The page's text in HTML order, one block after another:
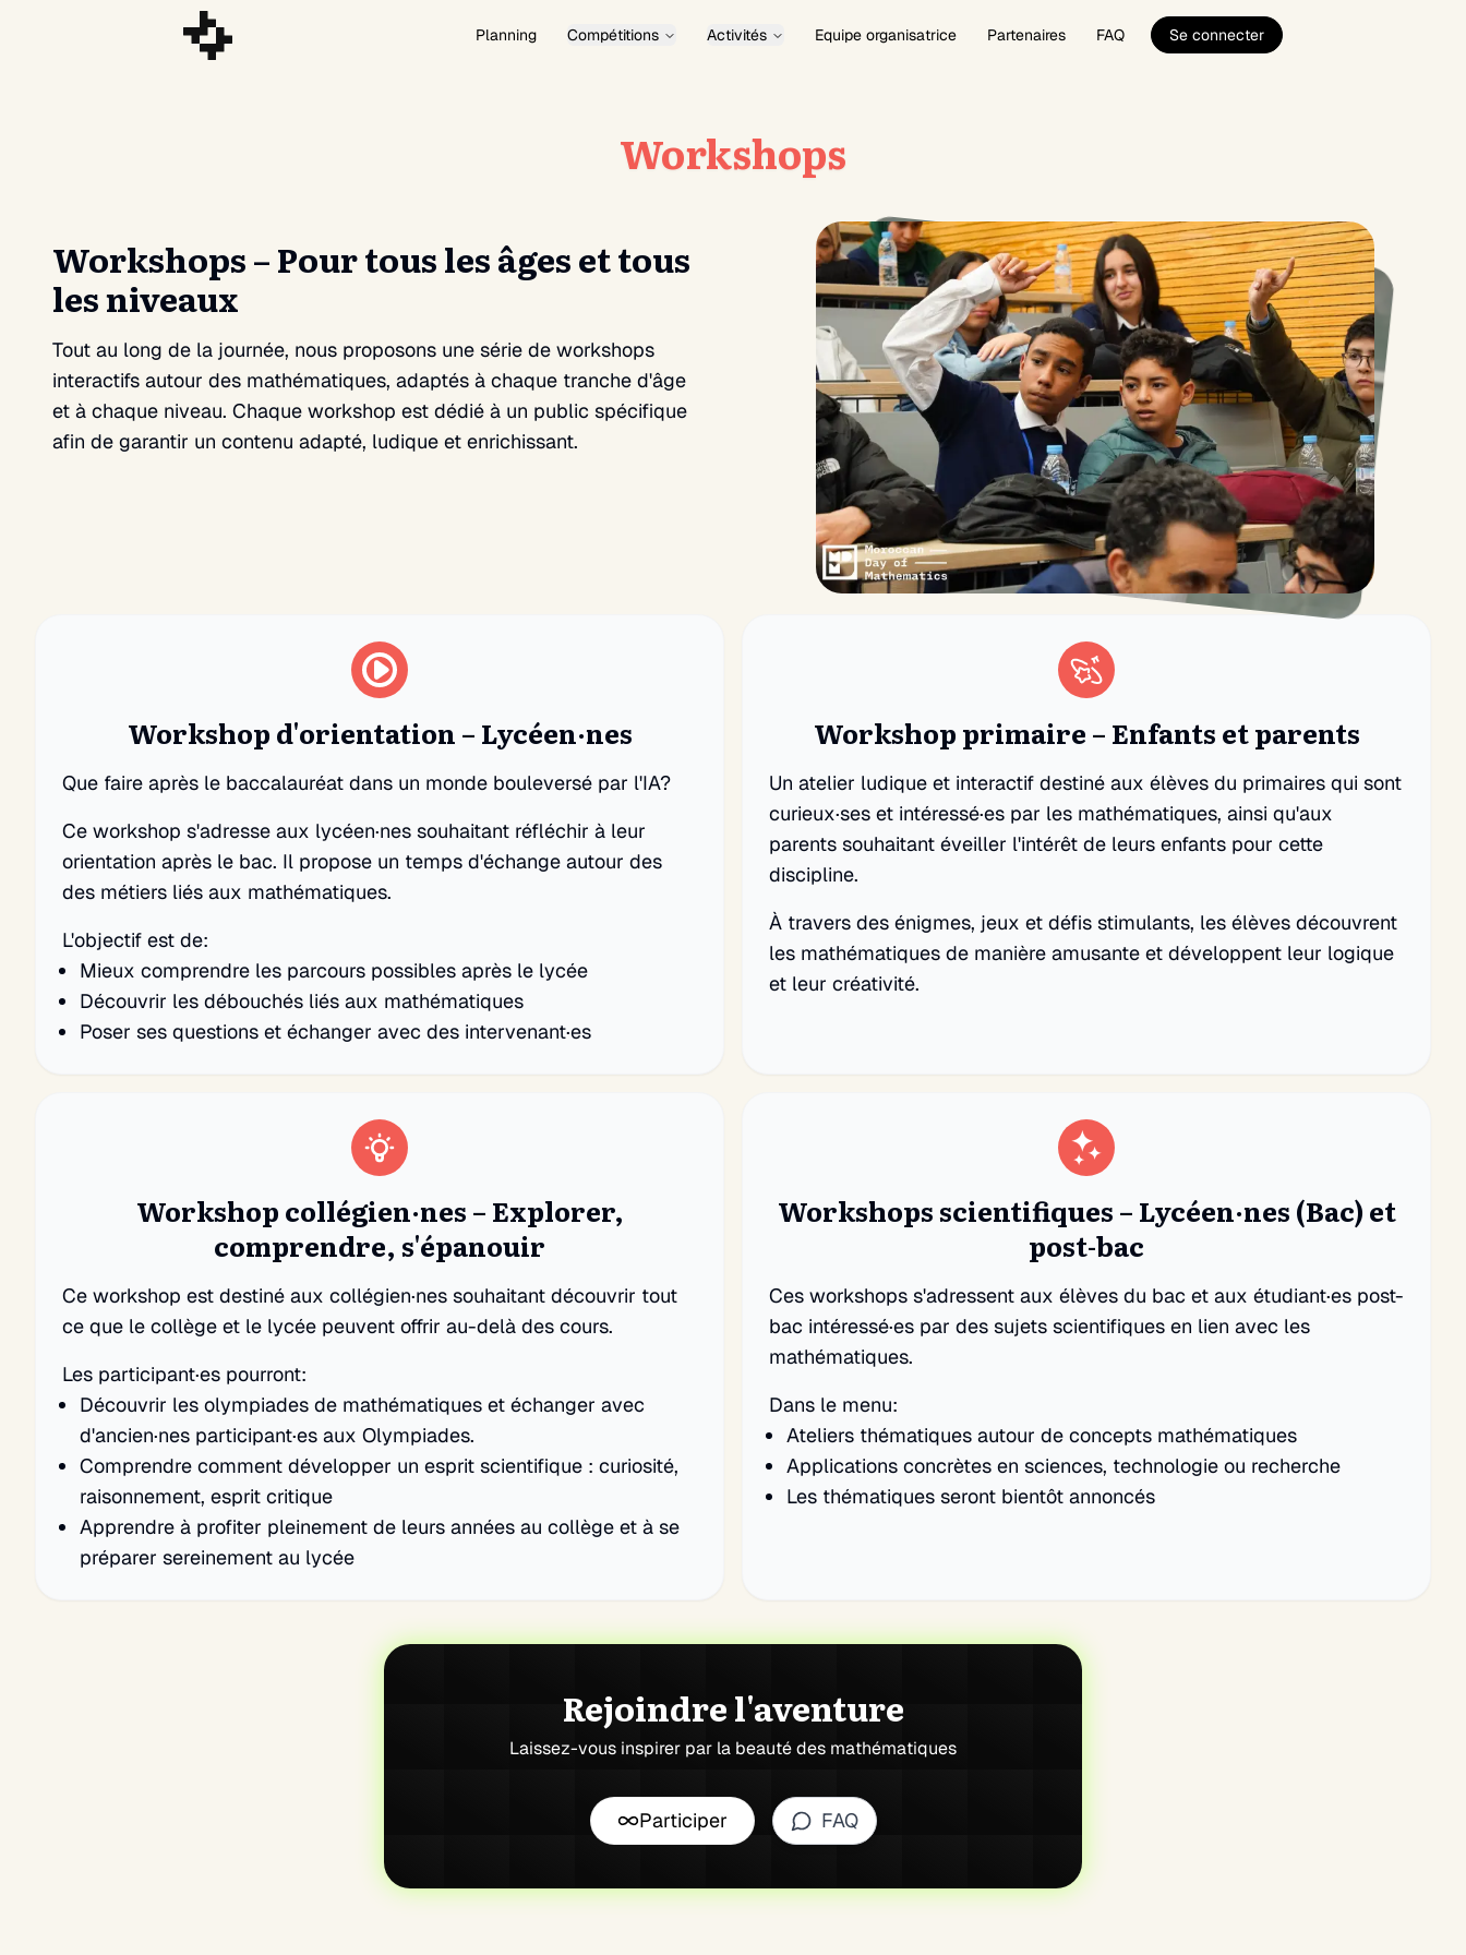
Planning Compétitions Activités Equipe organisatrice Partenaires FAQ Se connecter
Workshops
Workshops – Pour tous les âges et tous
les niveaux
Tout au long de la journée, nous proposons une série de workshops
interactifs autour des mathématiques, adaptés à chaque tranche d'âge
et à chaque niveau. Chaque workshop est dédié à un public spécifique
afin de garantir un contenu adapté, ludique et enrichissant.
Workshop d'orientation – Lycéen·nes
Que faire après le baccalauréat dans un monde bouleversé par l'IA?
Ce workshop s'adresse aux lycéen·nes souhaitant réfléchir à leur
orientation après le bac. Il propose un temps d'échange autour des
des métiers liés aux mathématiques.
L'objectif est de:
Mieux comprendre les parcours possibles après le lycée
Découvrir les débouchés liés aux mathématiques
Poser ses questions et échanger avec des intervenant·es
Workshop primaire – Enfants et parents
Un atelier ludique et interactif destiné aux élèves du primaires qui sont
curieux·ses et intéressé·es par les mathématiques, ainsi qu'aux
parents souhaitant éveiller l'intérêt de leurs enfants pour cette
discipline.
À travers des énigmes, jeux et défis stimulants, les élèves découvrent
les mathématiques de manière amusante et développent leur logique
et leur créativité.
Workshop collégien·nes – Explorer,
comprendre, s'épanouir
Ce workshop est destiné aux collégien·nes souhaitant découvrir tout
ce que le collège et le lycée peuvent offrir au-delà des cours.
Les participant·es pourront:
Découvrir les olympiades de mathématiques et échanger avec
d'ancien·nes participant·es aux Olympiades.
Comprendre comment développer un esprit scientifique : curiosité,
raisonnement, esprit critique
Apprendre à profiter pleinement de leurs années au collège et à se
préparer sereinement au lycée
Workshops scientifiques – Lycéen·nes (Bac) et
post-bac
Ces workshops s'adressent aux élèves du bac et aux étudiant·es post-
bac intéressé·es par des sujets scientifiques en lien avec les
mathématiques.
Dans le menu:
Ateliers thématiques autour de concepts mathématiques
Applications concrètes en sciences, technologie ou recherche
Les thématiques seront bientôt annoncés
Rejoindre l'aventure
Laissez-vous inspirer par la beauté des mathématiques
Participer FAQ